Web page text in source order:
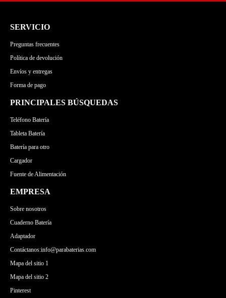
SERVICIO
Preguntas frecuentes
Política de devolución
Envíos y entregas
Forma de pago
PRINCIPALES BÚSQUEDAS
Teléfono Batería
Tableta Batería
Batería para otro
Cargador
Fuente de Alimentación
EMPRESA
Sobre nosotros
Cuaderno Batería
Adaptador
Contáctanos:info@parabaterias.com
Mapa del sitio 1
Mapa del sitio 2
Pinterest